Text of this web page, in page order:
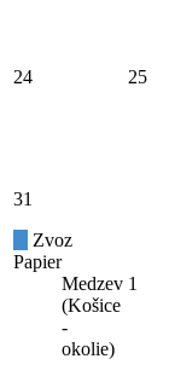
24 25
31
Zvoz
Papier
Medzev
(Košice
-
okolie)
1